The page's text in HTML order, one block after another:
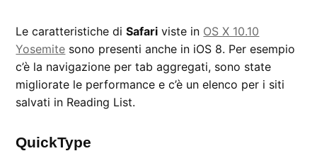
Le caratteristiche diSafari viste in OS X 10.10
Yosemite sono presenti anche in iOS 8. Per esempio
c’è la navigazione per tab aggregati, sono state
migliorate le performance e c’è un elenco per i siti
salvati in Reading List.
QuickType